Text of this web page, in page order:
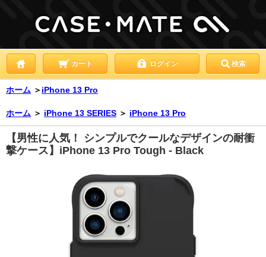
カート ログイン 検索
ホーム ＞ iPhone 13 Pro
ホーム ＞ iPhone 13 SERIES ＞ iPhone 13 Pro
【男性に人気！ シンプルでクールなデザインの耐衝
撃ケース】iPhone 13 Pro Tough - Black